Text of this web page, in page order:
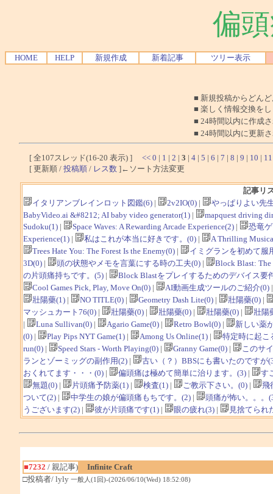
偏
HOME HELP 新規作成 新着記事 ツリー表示
■ 新規投稿からどん
■ 楽しく情報交換を
■ 24時間以内に作成
■ 24時間以内に更新
[ 全107スレッド(16-20 表示) ] << 0 | 1 | 2 | 3 | 4 | 5 | 6 | 7 | 8 | 9 | 10 | 11
[ 更新順 / 投稿順 / レス数 ]←ソート方法変更
記事リ
イタリアンブレインロット図鑑(6)| 2v2IO(0)|
やっぱりよい先
BabyVideo.ai &#8212; AI baby video generator(1)|
mapquest driving
Sudoku(1)| Space Waves: A Rewarding Arcade Experience(2)|
恐竜
Experience(1)| 私はこれが本当に好きです。(0)|
A Thrilling
Trees Hate You: The Forest Is the Enemy(0)|
イミグランを初めて服
3D(0)| 頭の状態やメモを言葉にする時の工夫(0)|
Block Blast: The
の片頭痛持ちです。(5)|
Block Blastをプレイするためのデバイス要
Cool Games Pick, Play, Move On(0)| AI動画生成ツールのご紹介(0)
壯陽藥(1)| NO TITLE(0)| Geometry Dash Lite(0)| 壯陽藥(0)|
マッシュカート76(0)| 壯陽藥(0)| 壯陽藥(0)| 壯陽藥(0)|
壯陽
|
Luna Sullivan(0)| Agario Game(0)| Retro Bowl(0)|
新しい薬
(0)| Play Pips NYT Game(1)| Among Us Online(1)|
特定時に起こ
run(0)| Speed Stars - Worth Playing(0)| Granny Game(0)|
このサ
ランとゾーミッグの副作用(2)|
古い（？）BBSにも書いたのですが
おくれてます・・・(0)| 偏頭痛は極めて簡単に治ります。(3)|
す
無題(0)| 片頭痛予防薬(1)| 検査(1)| ご教示下さい。(0)|
飛
ついて(2)| 中学生の娘が偏頭痛もちです。(2)|
頭痛が怖い。。。
うございます(2)| 彼が片頭痛です(1)| 眼の疲れ(3)| 見捨てられ
■7232 / 親記事)
Infinite Craft
□投稿者/ lyly 一般人(1回)-(2026/06/10(Wed) 18:52:08)